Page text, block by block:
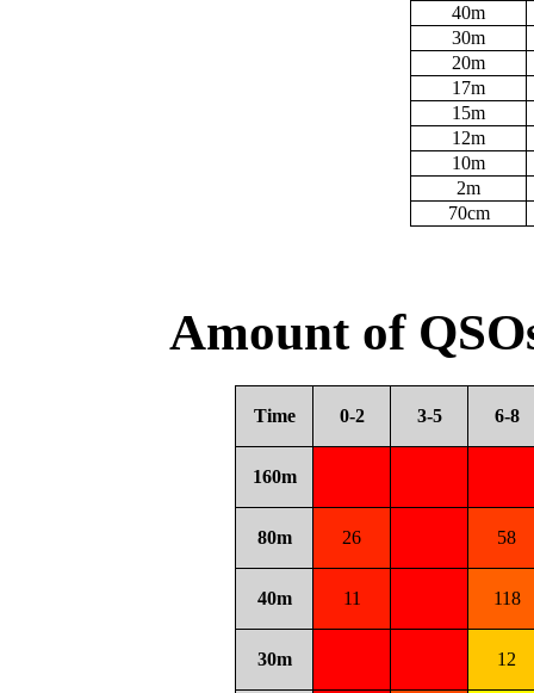
40m
30m
20m
17m
15m
12m
10m
2m
70cm
Amount of
Time 0-2 3-5 6-8
160m
80m 26 58
40m 11 118
30m 12